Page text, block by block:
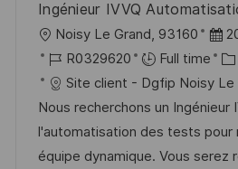
o
n
d
u
p
o
s
t
e
Ingénieur IVVQ
o
c
a
l
i
Noisy Le Grand, 93160
D
a
t
e
d
’
R
é
f
é
r
R0329620 Full time
C
a
t
é
g
Site client - Dgfip Noisy Le
Nous recherchons un Ingénieur
l'automatisation des tests pour
équipe dynamique. Vous serez